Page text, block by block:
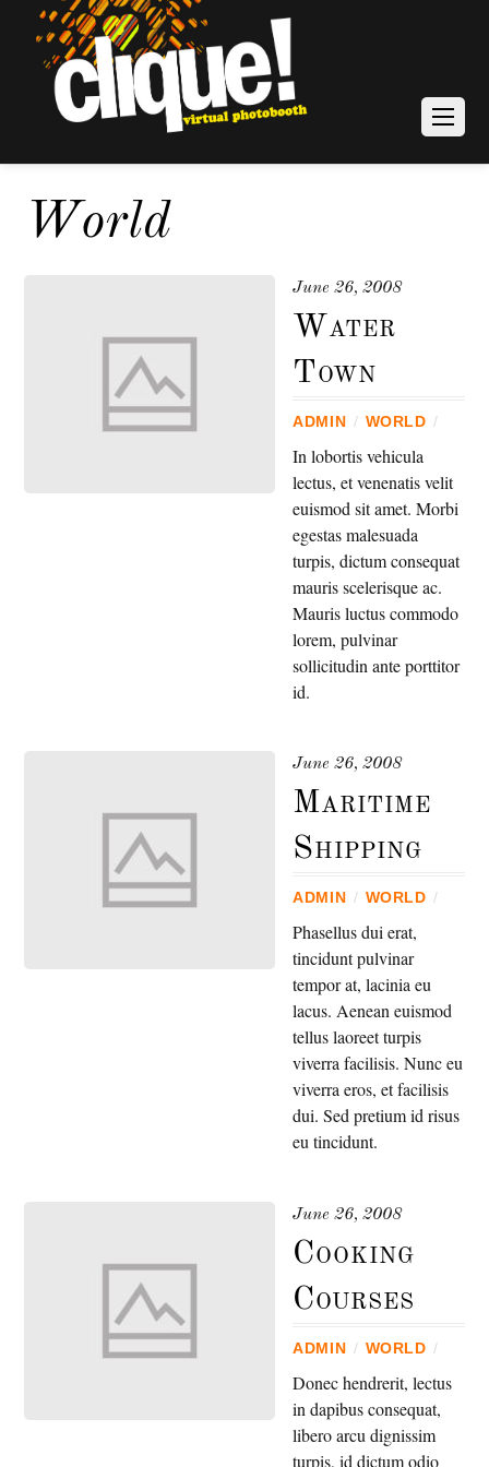
World
June 26, 2008
Water
Town
ADMIN / WORLD /
In lobortis vehicula
lectus, et venenatis velit
euismod sit amet. Morbi
egestas malesuada
turpis, dictum consequat
mauris scelerisque ac.
Mauris luctus commodo
lorem, pulvinar
sollicitudin ante porttitor
id.
June 26, 2008
Maritime
Shipping
ADMIN / WORLD /
Phasellus dui erat,
tincidunt pulvinar
tempor at, lacinia eu
lacus. Aenean euismod
tellus laoreet turpis
viverra facilisis. Nunc eu
viverra eros, et facilisis
dui. Sed pretium id risus
eu tincidunt.
June 26, 2008
Cooking
Courses
ADMIN / WORLD /
Donec hendrerit, lectus
in dapibus consequat,
libero arcu dignissim
turpis, id dictum odio